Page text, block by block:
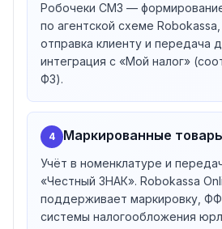
Рассрочка и кредит— высокие
условий покупателем
Разовая сделка— продажа без
Рекурренты (подписки)—
повторного ввода данных
Robomarket → Robox и
Robomarket переименован в
конструктор сайтов и интернет-
платежами, фискализацией, CRM
едином окне, без
одним товаром до полноценного
управлением заказами,
Робочеки СМЗ —
по агентской схеме
отправка клиенту и передача
интеграция с «Мой налог»
ФЗ).
4 Маркированные
Учёт в номенклатуре и
«Честный ЗНАК». Robokassa
поддерживает маркировку,
системы налогообложения